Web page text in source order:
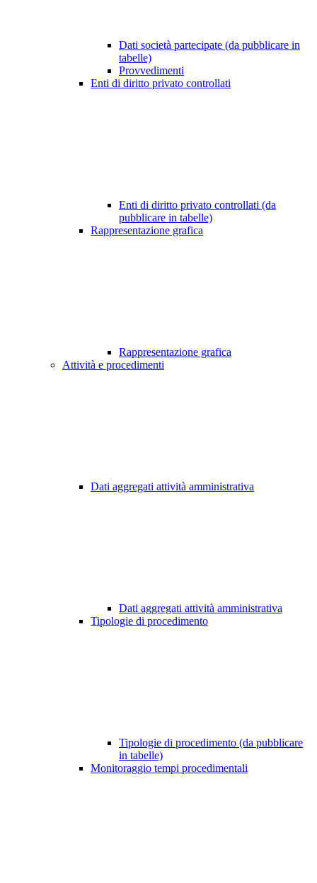
Dati società partecipate (da pubblicare in
tabelle)
Provvedimenti
Enti di diritto privato controllati
Enti di diritto privato controllati (da
pubblicare in tabelle)
Rappresentazione grafica
Rappresentazione grafica
Attività e procedimenti
Dati aggregati attività amministrativa
Dati aggregati attività amministrativa
Tipologie di procedimento
Tipologie di procedimento (da pubblicare
in tabelle)
Monitoraggio tempi procedimentali